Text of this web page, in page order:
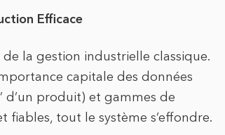
Efficace
la gestion industrielle classique.
capitale des données
d’un produit) et gammes de
fiables, tout le système s’effondre.